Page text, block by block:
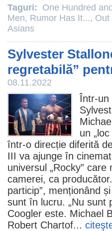
Taguri: One Hundred
Men, Rumor Has It..., Out
Asians
Sylvester
regretabilă”
08.11.2022
Într-un
un
într-o direcție diferită
III va ajunge în
universul „Rocky”
camerei, ca
particip”, menționând
sunt în lucru. „Nu sunt
Coogler este. Michael
Robert Chartof...